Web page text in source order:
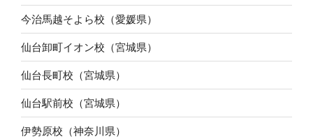
今治馬越そよら校（愛媛県）
仙台卸町イオン校（宮城県）
仙台長町校（宮城県）
仙台駅前校（宮城県）
伊勢原校（神奈川県）